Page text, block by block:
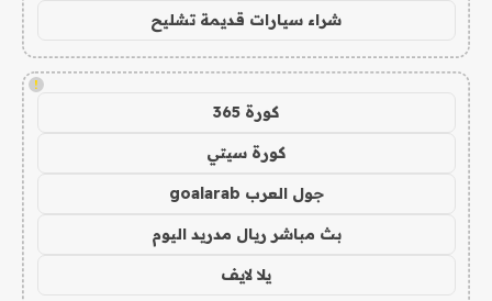
شراء سيارات قديمة تشليح
!
كورة 365
كورة سيتي
جول العرب goalarab
بث مباشر ريال مدريد اليوم
يلا لايف